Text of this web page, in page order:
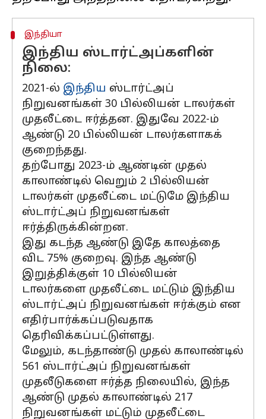
இந்தியா
இந்திய ஸ்டார்ட்அப்களின்
நிலை:
2021-ல் இந்திய ஸ்டார்ட்அப்
நிறுவனங்கள் 30 பில்லியன் டாலர்கள்
முதலீட்டை ஈர்த்தன. இதுவே 2022-ம்
ஆண்டு 20 பில்லியன் டாலர்களாகக்
குறைந்தது.
தற்போது 2023-ம் ஆண்டின் முதல்
காலாண்டில் வெறும் 2 பில்லியன்
டாலர்கள் முதலீட்டை மட்டுமே இந்திய
ஸ்டார்ட்அப் நிறுவனங்கள்
ஈர்த்திருக்கின்றன.
இது கடந்த ஆண்டு இதே காலத்தை
விட 75% குறைவு. இந்த ஆண்டு
இறுத்திக்குள் 10 பில்லியன்
டாலர்களை முதலீட்டை மட்டும் இந்திய
ஸ்டார்ட்அப் நிறுவனங்கள் ஈர்க்கும் என
எதிர்பார்க்கப்படுவதாக
தெரிவிக்கப்பட்டுள்ளது.
மேலும், கடந்தாண்டு முதல் காலாண்டில்
561 ஸ்டார்ட்அப் நிறுவனங்கள்
முதலீடுகளை ஈர்த்த நிலையில், இந்த
ஆண்டு முதல் காலாண்டில் 217
நிறுவனங்கள் மட்டும் முதலீட்டை